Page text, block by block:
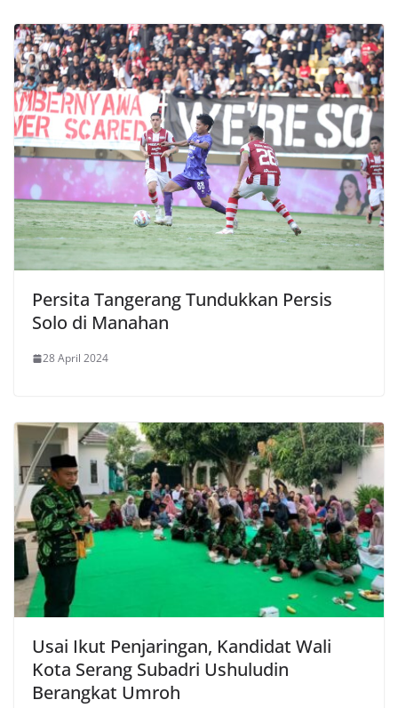
Persita Tangerang Tundukkan Persis
Solo di Manahan
28 April 2024
Usai Ikut Penjaringan, Kandidat Wali
Kota Serang Subadri Ushuludin
Berangkat Umroh